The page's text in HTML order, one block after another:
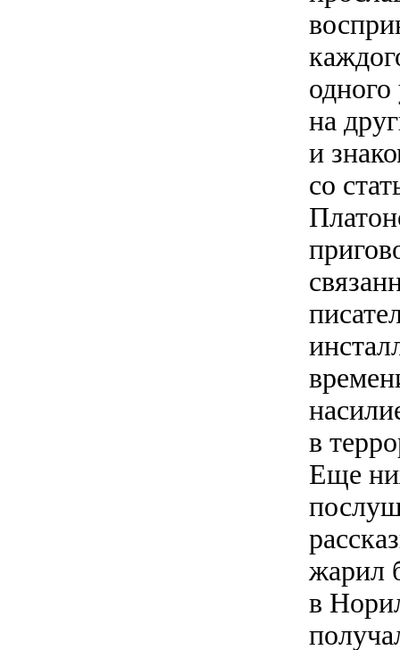
на
и
со
в
Еще
жарил
в